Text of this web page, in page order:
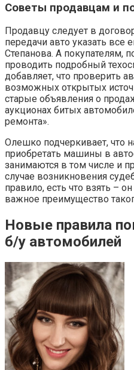
Советы продавцам и
Продавцу следует в
передачи авто указать все
Степанова. А покупателям,
проводить подробный
добавляет, что проверить
возможных открытых
старые объявления о
аукционах битых
ремонта».
Олешко подчеркивает, что
приобретать машины в
занимаются в том числе и
случае возникновения
правило, есть что взять –
важное преимущество
Новые правила
б/у автомобилей